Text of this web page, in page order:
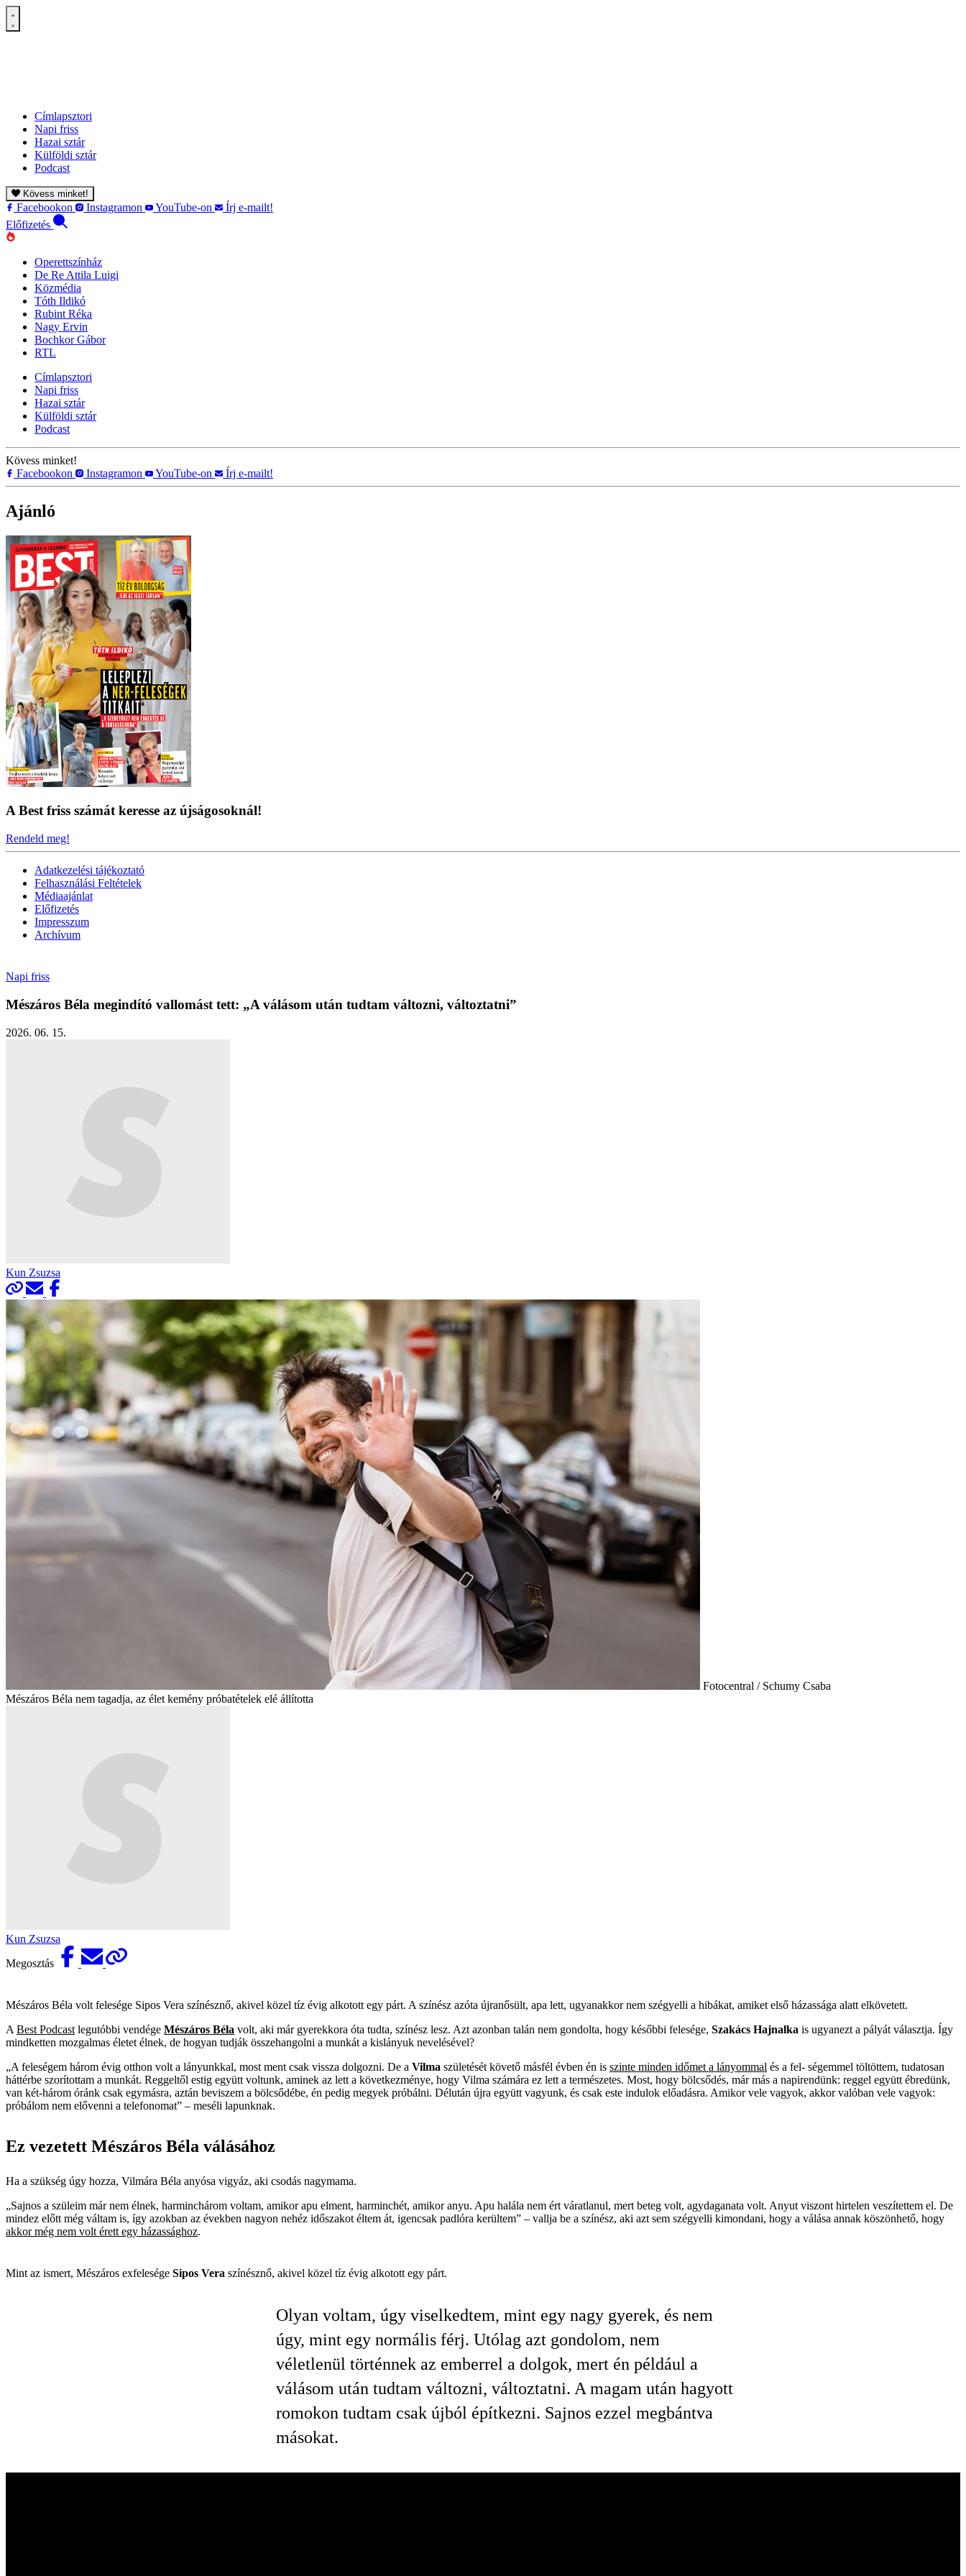
Címlapsztori
Napi friss
Hazai sztár
Külföldi sztár
Podcast
Kövess minket!
Facebookon Instagramon YouTube-on
Írj e-mailt!
Előfizetés
Operettszínház
De Re Attila Luigi
Közmédia
Tóth Ildikó
Rubint Réka
Nagy Ervin
Bochkor Gábor
RTL
Címlapsztori
Napi friss
Hazai sztár
Külföldi sztár
Podcast
Kövess minket!
Facebookon
Instagramon YouTube-on Írj e-mailt!
Ajánló
A Best friss számát keresse az újságosoknál!
Rendeld meg!
Adatkezelési tájékoztató
Felhasználási Feltételek
Médiaajánlat
Előfizetés
Impresszum
Archívum
Napi friss
Mészáros Béla megindító vallomást tett: „A válásom után tudtam változni, változtatni”
2026. 06. 15.
Kun Zsuzsa
Fotocentral / Schumy Csaba
Mészáros Béla nem tagadja, az élet kemény próbatételek elé állította
Kun Zsuzsa
Megosztás
Mészáros Béla volt felesége Sipos Vera színésznő, akivel közel tíz évig alkotott egy párt. A színész azóta újranősült, apa lett, ugyanakkor nem szégyelli a hibákat, amiket első házassága alatt elkövetett.
A Best Podcast legutóbbi vendége Mészáros Béla volt, aki már gyerekkora óta tudta, színész lesz. Azt azonban talán nem gondolta, hogy későbbi felesége, Szakács Hajnalka is ugyanezt a pályát választja. Így
mindketten mozgalmas életet élnek, de hogyan tudják összehangolni a munkát a kislányuk nevelésével?
„A feleségem három évig otthon volt a lányunkkal, most ment csak vissza dolgozni. De a Vilma születését követő másfél évben én is szinte minden időmet a lányommal és a fel- ségemmel töltöttem, tudatosan
háttérbe szorítottam a munkát. Reggeltől estig együtt voltunk, aminek az lett a következménye, hogy Vilma számára ez lett a természetes. Most, hogy bölcsődés, már más a napirendünk: reggel együtt ébredünk,
van két-három óránk csak egymásra, aztán beviszem a bölcsődébe, én pedig megyek próbálni. Délután újra együtt vagyunk, és csak este indulok előadásra. Amikor vele vagyok, akkor valóban vele vagyok:
próbálom nem elővenni a telefonomat” – meséli lapunknak.
Ez vezetett Mészáros Béla válásához
Ha a szükség úgy hozza, Vilmára Béla anyósa vigyáz, aki csodás nagymama.
„Sajnos a szüleim már nem élnek, harminchárom voltam, amikor apu elment, harminchét, amikor anyu. Apu halála nem ért váratlanul, mert beteg volt, agydaganata volt. Anyut viszont hirtelen veszítettem el. De
mindez előtt még váltam is, így azokban az években nagyon nehéz időszakot éltem át, igencsak padlóra kerültem” – vallja be a színész, aki azt sem szégyelli kimondani, hogy a válása annak köszönhető, hogy
akkor még nem volt érett egy házassághoz.
Mint az ismert, Mészáros exfelesége Sipos Vera színésznő, akivel közel tíz évig alkotott egy párt.
Olyan voltam, úgy viselkedtem, mint egy nagy gyerek, és nem
úgy, mint egy normális férj. Utólag azt gondolom, nem
véletlenül történnek az emberrel a dolgok, mert én például a
válásom után tudtam változni, változtatni. A magam után hagyott
romokon tudtam csak újból építkezni. Sajnos ezzel megbántva
másokat.